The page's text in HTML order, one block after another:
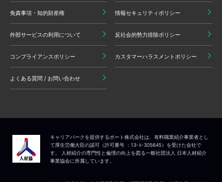
免責事項・知的財産権 情報セキュリティポリシー
外部サービスの利用について 反社会的勢力排除ポリシー
コンプライアンスポリシー カスタマーハラスメントポリシー
よくある質問 / お問い合わせ